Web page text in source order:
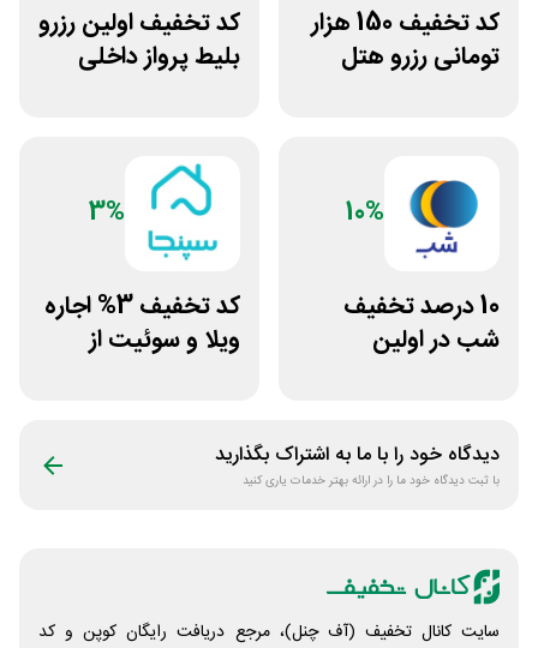
کد تخفیف 150 هزار
تومانی رزرو هتل
کد تخفیف اولین رزرو
بلیط پرواز داخلی
10%
10 درصد تخفیف
شب در اولین
3%
کد تخفیف 3% اجاره
ویلا و سوئیت از
دیدگاه خود را با ما به اشتراک بگذارید
با ثبت دیدگاه خود ما را در ارائه بهتر خدمات یاری کنید
سایت کانال تخفیف (آف چنل)، مرجع دریافت رایگان کوپن و کد